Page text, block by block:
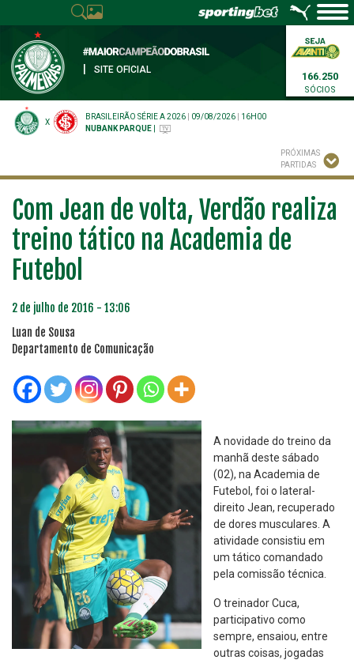
SITE OFICIAL
166.250
SÓCIOS
X
BRASILEIRÃO SÉRIE A 2026 09/08/2026
16H00
NUBANK PARQUE
PRÓXIMAS
PARTIDAS
Com Jean de volta, Verdão realiza
treino tático na Academia de
Futebol
2 de julho de 2016 - 13:06
Luan de Sousa
Departamento de Comunicação
A novidade do treino da
manhã deste sábado
(02), na Academia de
Futebol, foi o lateral-
direito Jean, recuperado
de dores musculares. A
atividade consistiu em
um tático comandado
pela comissão técnica.
O treinador Cuca,
participativo como
sempre, ensaiou, entre
outras coisas, jogadas